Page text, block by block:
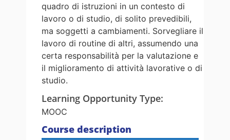
quadro di istruzioni in un contesto di
lavoro o di studio, di solito prevedibili,
ma soggetti a cambiamenti. Sorvegliare il
lavoro di routine di altri, assumendo una
certa responsabilità per la valutazione e
il miglioramento di attività lavorative o di
studio.
Learning Opportunity Type:
MOOC
Course description